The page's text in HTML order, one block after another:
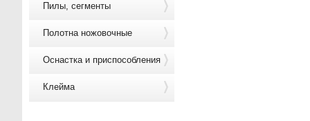
Пилы, сегменты
Полотна ножовочные
Оснастка и приспособления
Клейма